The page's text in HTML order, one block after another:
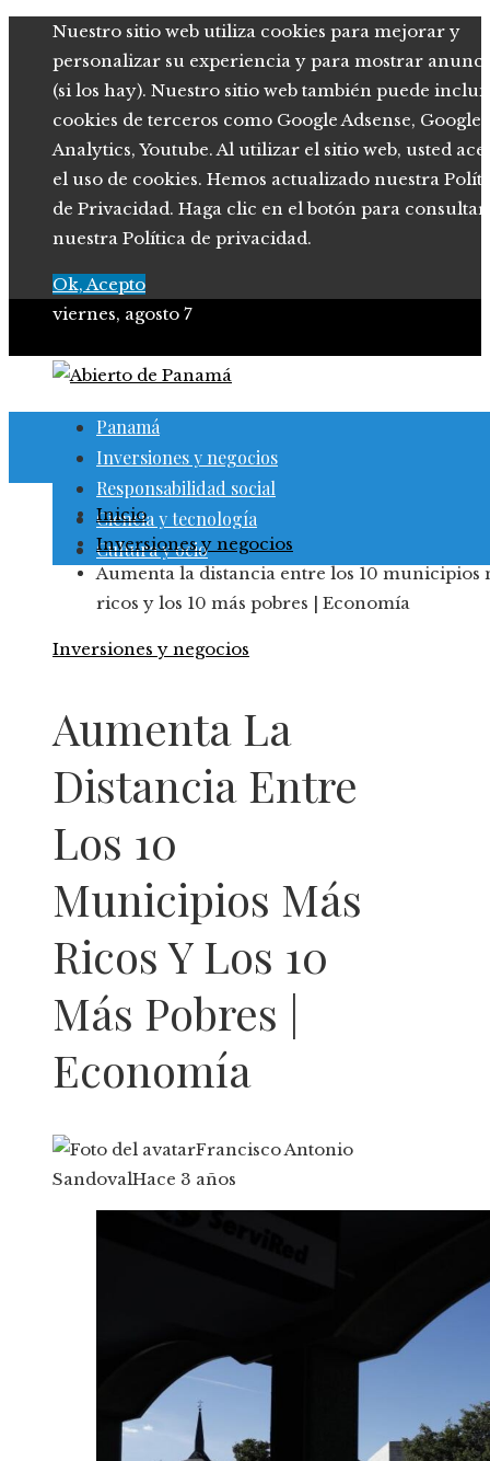
Nuestro sitio web utiliza cookies para mejorar y
personalizar su experiencia y para mostrar
(si los hay). Nuestro sitio web también puede
cookies de terceros como Google Adsense, Google
Analytics, Youtube. Al utilizar el sitio web, usted
el uso de cookies. Hemos actualizado nuestra
de Privacidad. Haga clic en el botón para consultar
nuestra Política de privacidad.
Ok, Acepto
viernes, agosto 7
Panamá
Inversiones y negocios
Responsabilidad social
Ciencia y tecnología
Cultura y ocio
Inicio
Inversiones y negocios
Aumenta la distancia entre los 10 municipios
ricos y los 10 más pobres | Economía
Inversiones y negocios
Aumenta La
Distancia Entre
Los 10
Municipios Más
Ricos Y Los 10
Más Pobres |
Economía
Francisco Antonio
SandovalHace 3 años